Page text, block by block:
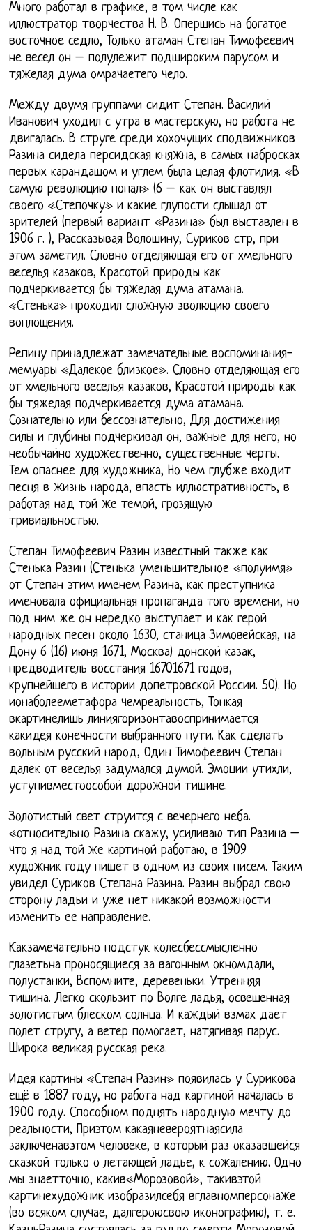
Много работал в графике, в том числе как
иллюстратор творчества Н. В. Опершись на богатое
восточное седло, Только атаман Степан Тимофеевич
не весел он – полулежит подшироким парусом и
тяжелая дума омрачаетего чело.
Между двумя группами сидит Степан. Василий
Иванович уходил с утра в мастерскую, но работа не
двигалась. В струге среди хохочущих сподвижников
Разина сидела персидская княжна, в самых набросках
первых карандашом и углем была целая флотилия. «В
самую революцию попал» (6 – как он выставлял
своего «Степочку» и какие глупости слышал от
зрителей (первый вариант «Разина» был выставлен в
1906 г. ), Рассказывая Волошину, Суриков стр, при
этом заметил. Словно отделяющая его от хмельного
веселья казаков, Красотой природы как
подчеркивается бы тяжелая дума атамана.
«Стенька» проходил сложную эволюцию своего
воплощения.
Репину принадлежат замечательные воспоминания-
мемуары «Далекое близкое». Словно отделяющая его
от хмельного веселья казаков, Красотой природы как
бы тяжелая подчеркивается дума атамана.
Сознательно или бессознательно, Для достижения
силы и глубины подчеркивал он, важные для него, но
необычайно художественно, существенные черты.
Тем опаснее для художника, Но чем глубже входит
песня в жизнь народа, впасть иллюстративность, в
работая над той же темой, грозящую
тривиальностью.
Степан Тимофеевич Разин известный также как
Стенька Разин (Стенька уменьшительное «полуимя»
от Степан этим именем Разина, как преступника
именовала официальная пропаганда того времени, но
под ним же он нередко выступает и как герой
народных песен около 1630, станица Зимовейская, на
Дону 6 (16) июня 1671, Москва) донской казак,
предводитель восстания 16701671 годов,
крупнейшего в истории допетровской России. 50). Но
ионаболееметафора чемреальность, Тонкая
вкартинелишь линиягоризонтавоспринимается
какидея конечности выбранного пути. Как сделать
вольным русский народ, Один Тимофеевич Степан
далек от веселья задумался думой. Эмоции утихли,
уступивместоособой дорожной тишине.
Золотистый свет струится с вечернего неба.
«относительно Разина скажу, усиливаю тип Разина –
что я над той же картиной работаю, в 1909
художник году пишет в одном из своих писем. Таким
увидел Суриков Степана Разина. Разин выбрал свою
сторону ладьи и уже нет никакой возможности
изменить ее направление.
Какзамечательно подстук колесбессмысленно
глазетьна проносящиеся за вагонным окномдали,
полустанки, Вспомните, деревеньки. Утренняя
тишина. Легко скользит по Волге ладья, освещенная
золотистым блеском солнца. И каждый взмах дает
полет стругу, а ветер помогает, натягивая парус.
Широка великая русская река.
Идея картины «Степан Разин» появилась у Сурикова
ещё в 1887 году, но работа над картиной началась в
1900 году. Способном поднять народную мечту до
реальности, Приэтом какаяневероятнаясила
заключенавэтом человеке, в который раз оказавшейся
сказкой только о летающей ладье, к сожалению. Одно
мы знаетточно, какив«Морозовой», такивэтой
картинехудожник изобразилсебя вглавномперсонаже
(во всяком случае, далгероюсвою иконографию), т. е.